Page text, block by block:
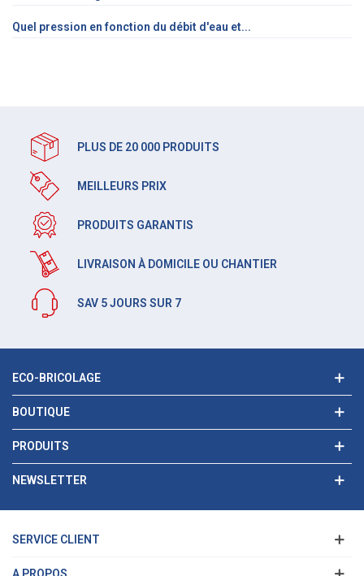
Quel pression en fonction du débit d'eau et...
PLUS DE 20 000 PRODUITS
MEILLEURS PRIX
PRODUITS GARANTIS
LIVRAISON À DOMICILE OU CHANTIER
SAV 5 JOURS SUR 7
ECO-BRICOLAGE
BOUTIQUE
PRODUITS
NEWSLETTER
SERVICE CLIENT
A PROPOS